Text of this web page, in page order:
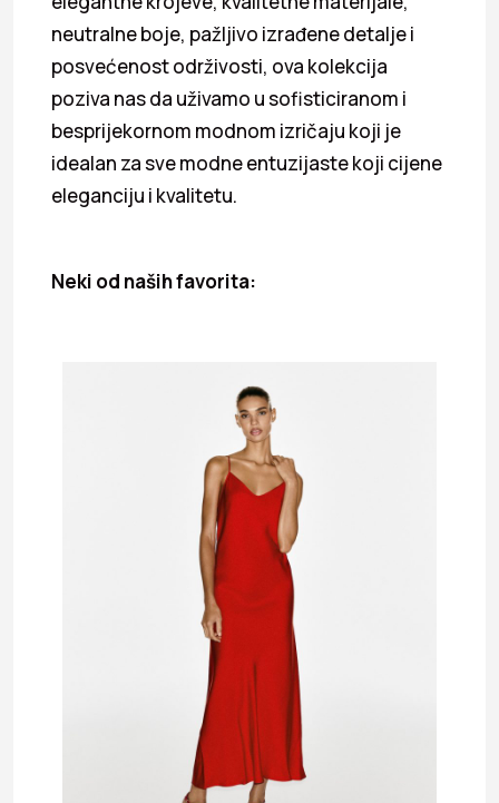
neutralne boje, pažljivo izrađene detalje i
posvećenost održivosti, ova kolekcija
poziva nas da uživamo u sofisticiranom i
besprijekornom modnom izričaju koji je
idealan za sve modne entuzijaste koji cijene
eleganciju i kvalitetu.
Neki od naših favorita: